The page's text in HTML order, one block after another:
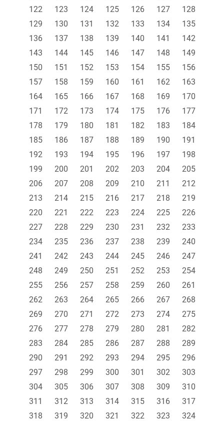
122
123 124 125 126 127
128
129
130 131 132 133 134
135
136
137 138 139 140 141
142
143
144 145 146 147 148
149
150
151 152 153 154 155
156
157
158 159 160 161 162
163
164
165 166 167 168 169
170
171
172 173 174 175 176
177
178
179 180 181 182 183
184
185
186 187 188 189 190
191
192
193 194 195 196 197
198
199
200 201 202 203 204
205
206
207 208 209 210 211
212
213
214 215 216 217 218
219
220
221 222 223 224 225
226
227
228 229 230 231 232
233
234
235 236 237 238 239
240
241
242 243 244 245 246
247
248
249 250 251 252 253
254
255
256 257 258 259 260
261
262
263 264 265 266 267
268
269
270 271 272 273 274
275
276
277 278 279 280 281
282
283
284 285 286 287 288
289
290
291 292 293 294 295
296
297
298 299 300 301 302
303
304
305 306 307 308 309
310
311
312 313 314 315 316
317
318
319 320 321 322 323
324